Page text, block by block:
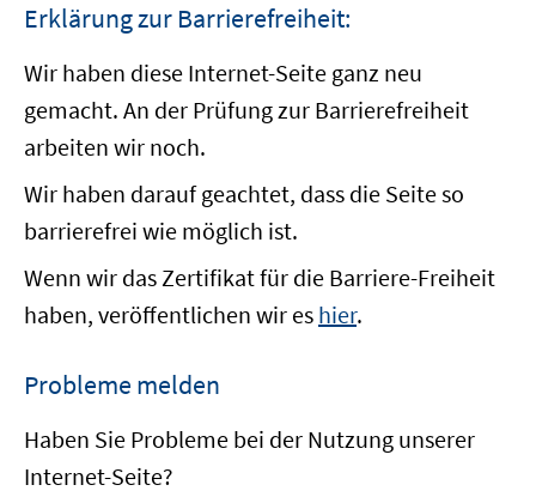
Erklärung zur Barrierefreiheit:
Wir haben diese Internet-Seite ganz neu
gemacht. An der Prüfung zur Barrierefreiheit
arbeiten wir noch.
Wir haben darauf geachtet, dass die Seite so
barrierefrei wie möglich ist.
Wenn wir das Zertifikat für die Barriere-Freiheit
haben, veröffentlichen wir es hier.
Probleme melden
Haben Sie Probleme bei der Nutzung unserer
Internet-Seite?